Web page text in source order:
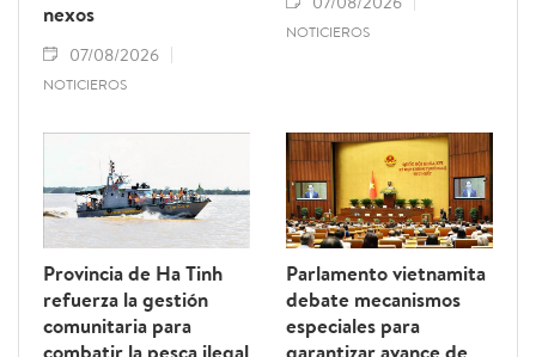
nexos
07/08/2026
NOTICIEROS
NOTICIEROS
Provincia de Ha Tinh
refuerza la gestión
comunitaria para
combatir la pesca ilegal
Parlamento vietnamita
debate mecanismos
especiales para
garantizar avance de